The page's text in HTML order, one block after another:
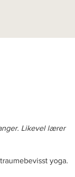
Likevel lærer
yoga.